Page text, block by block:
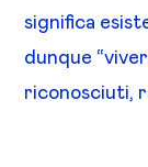
significa
dunque
riconosciuti,